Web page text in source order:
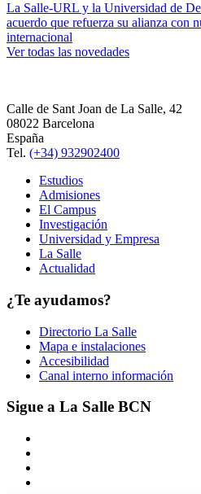
La Salle-URL y la Universidad de
acuerdo que refuerza su alianza con
internacional
Ver todas las novedades
Calle de Sant Joan de La Salle, 42
08022 Barcelona
España
Tel. (+34) 932902400
Estudios
Admisiones
El Campus
Investigación
Universidad y Empresa
La Salle
Actualidad
¿Te ayudamos?
Directorio La Salle
Mapa e instalaciones
Accesibilidad
Canal interno información
Sigue a La Salle BCN